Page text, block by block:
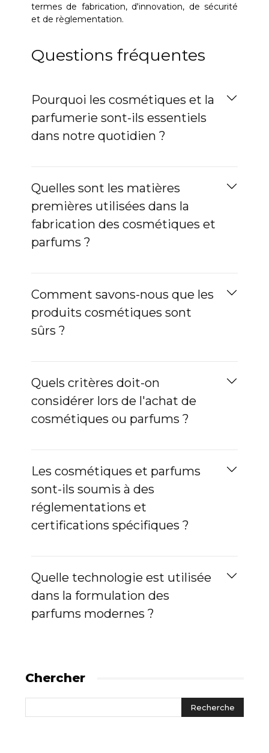
termes de fabrication, d'innovation, de sécurité
et de règlementation.
Questions fréquentes
Pourquoi les cosmétiques et la
parfumerie sont-ils essentiels
dans notre quotidien ?
Quelles sont les matières
premières utilisées dans la
fabrication des cosmétiques et
parfums ?
Comment savons-nous que les
produits cosmétiques sont
sûrs ?
Quels critères doit-on
considérer lors de l'achat de
cosmétiques ou parfums ?
Les cosmétiques et parfums
sont-ils soumis à des
réglementations et
certifications spécifiques ?
Quelle technologie est utilisée
dans la formulation des
parfums modernes ?
Chercher